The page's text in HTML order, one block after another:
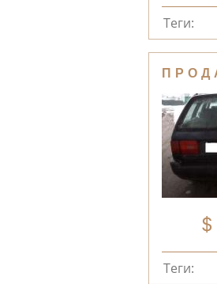
Теги:
Теги: